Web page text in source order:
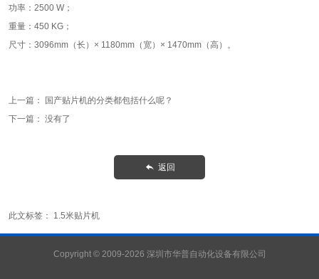
功率：2500 W；
重量：450 KG；
尺寸：3096mm（长）× 1180mm（宽）× 1470mm（高）。
上一篇：
国产贴片机的分类都包括什么呢？
下一篇： 没有了
 返回
此文标签： 1.5米贴片机
Copyright © 2009-2026 深圳市华普自动化设备有限公司